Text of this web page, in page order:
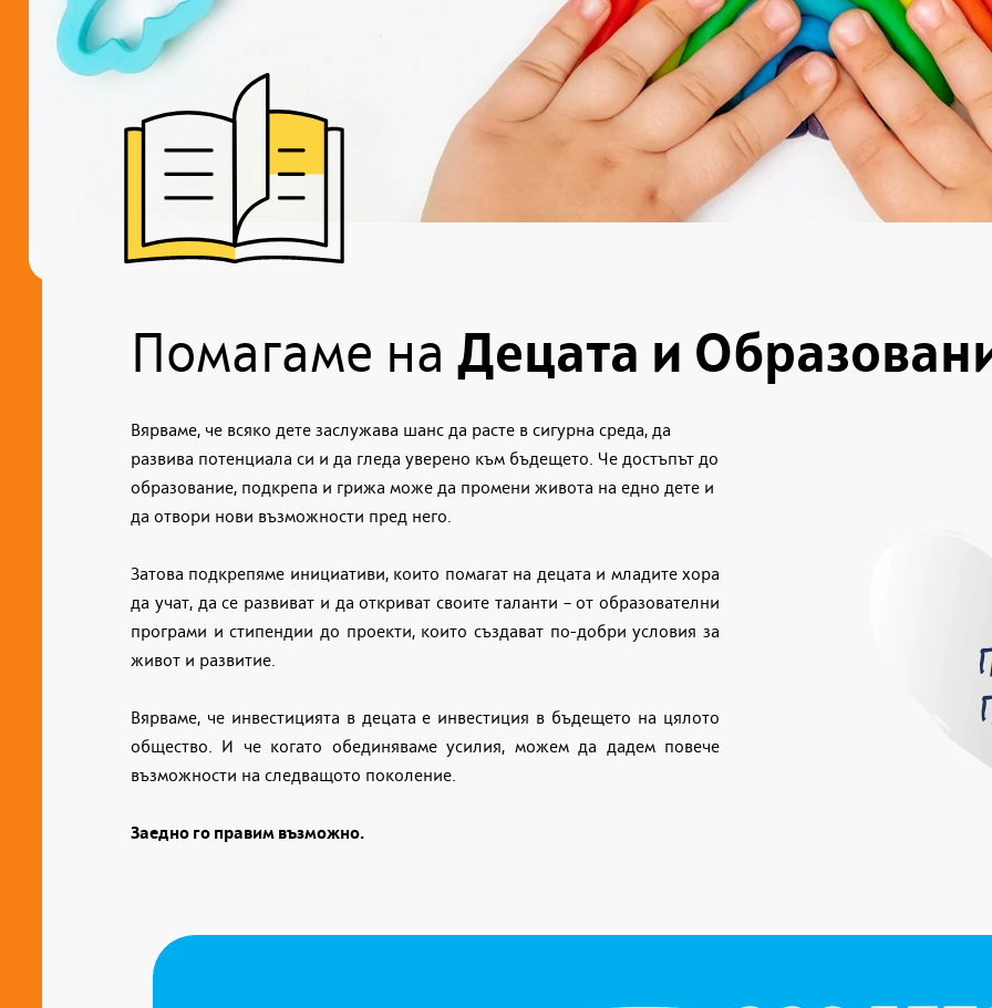
Помагаме на Децата и
Вярваме, че всяко дете заслужава шанс да расте в сигурна среда, да
развива потенциала си и да гледа уверено към бъдещето. Че достъпът до
образование, подкрепа и грижа може да промени живота на едно дете и
да отвори нови възможности пред него.
Затова подкрепяме инициативи, които помагат на децата и младите хора
да учат, да се развиват и да откриват своите таланти – от образователни
програми и стипендии до проекти, които създават по-добри условия за
живот и развитие.
Вярваме, че инвестицията в децата е инвестиция в бъдещето на цялото
общество. И че когато обединяваме усилия, можем да дадем повече
възможности на следващото поколение.
Заедно го правим възможно.